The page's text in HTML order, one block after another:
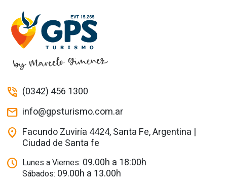
phone_in_talk (0342) 456 1300
mail info@gpsturismo.com.ar
location_on Facundo Zuviría 4424, Santa Fe, Argentina |
Ciudad de Santa fe
schedule Lunes a Viernes: 09.00h a 18:00h
Sábados: 09.00h a 13.00h